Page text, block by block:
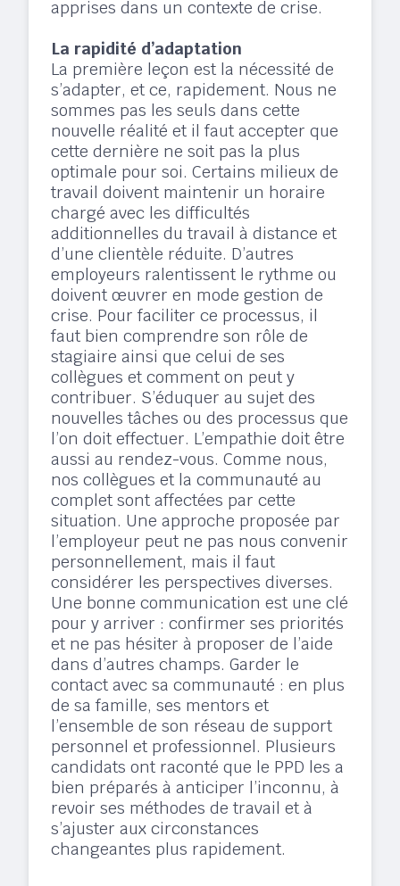
apprises dans un contexte de crise.
La rapidité d’adaptation
La première leçon est la nécessité de
s’adapter, et ce, rapidement. Nous ne
sommes pas les seuls dans cette
nouvelle réalité et il faut accepter que
cette dernière ne soit pas la plus
optimale pour soi. Certains milieux de
travail doivent maintenir un horaire
chargé avec les difficultés
additionnelles du travail à distance et
d’une clientèle réduite. D’autres
employeurs ralentissent le rythme ou
doivent œuvrer en mode gestion de
crise. Pour faciliter ce processus, il
faut bien comprendre son rôle de
stagiaire ainsi que celui de ses
collègues et comment on peut y
contribuer. S’éduquer au sujet des
nouvelles tâches ou des processus que
l’on doit effectuer. L’empathie doit être
aussi au rendez-vous. Comme nous,
nos collègues et la communauté au
complet sont affectées par cette
situation. Une approche proposée par
l’employeur peut ne pas nous convenir
personnellement, mais il faut
considérer les perspectives diverses.
Une bonne communication est une clé
pour y arriver : confirmer ses priorités
et ne pas hésiter à proposer de l’aide
dans d’autres champs. Garder le
contact avec sa communauté : en plus
de sa famille, ses mentors et
l’ensemble de son réseau de support
personnel et professionnel. Plusieurs
candidats ont raconté que le PPD les a
bien préparés à anticiper l’inconnu, à
revoir ses méthodes de travail et à
s’ajuster aux circonstances
changeantes plus rapidement.